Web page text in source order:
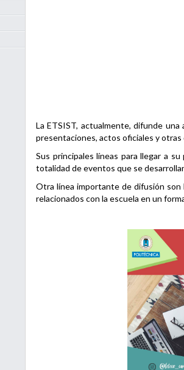
La ETSIST, actualmente, difunde una
presentaciones, actos oficiales y otras
Sus principales líneas para llegar a
totalidad de eventos que se
Otra línea importante de difusión son
relacionados con la escuela en un